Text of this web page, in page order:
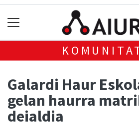
Galardi Haur
gelan haurra
deialdia